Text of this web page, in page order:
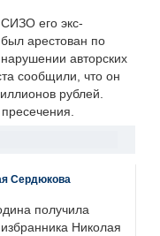
его экс-
арестован по
авторских
сообщили, что он
рублей.
Сердюкова
получила
Николая